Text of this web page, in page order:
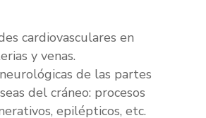
cardiovasculares en
y venas.
de las partes
del cráneo: procesos
epilépticos, etc.